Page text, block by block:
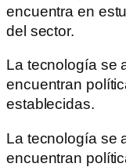
encuentra en
del sector.
La tecnología se
encuentran
establecidas.
La tecnología se
encuentran